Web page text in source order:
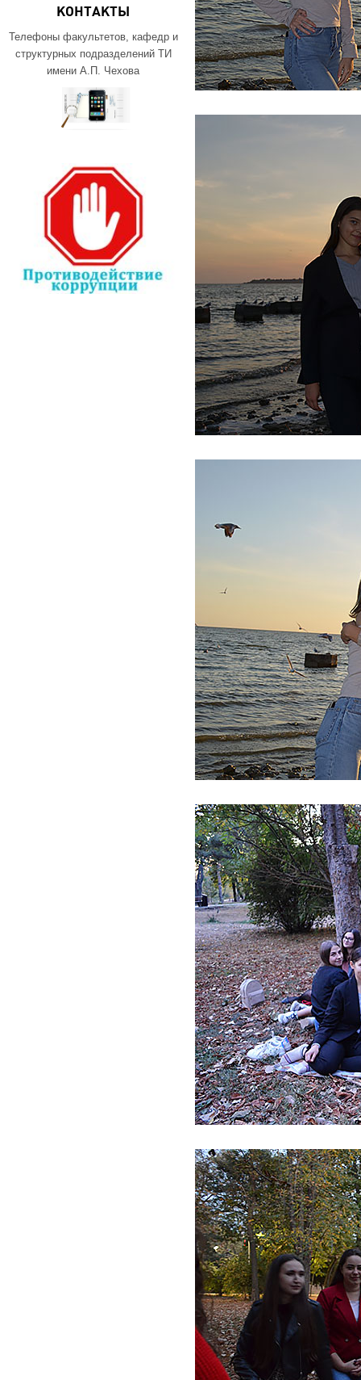
КОНТАКТЫ
Телефоны факультетов, кафедр и
структурных подразделений ТИ
имени А.П. Чехова